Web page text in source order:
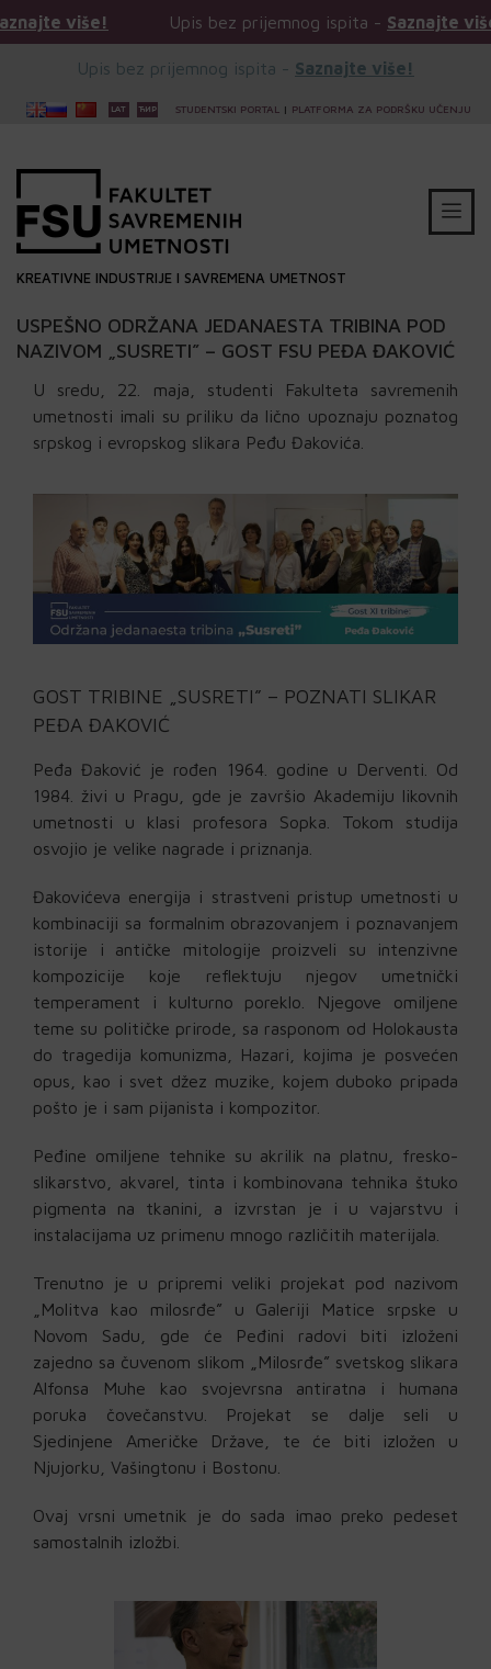
Upis bez prijemnog ispita - Saznajte više! Upis
Upis bez prijemnog ispita - Saznajte više!
STUDENTSKI PORTAL | PLATFORMA ZA PODRŠKU UČENJU
KREATIVNE INDUSTRIJE I SAVREMENA UMETNOST
USPEŠNO ODRŽANA JEDANAESTA TRIBINA POD
NAZIVOM „SUSRETI” – GOST FSU PEĐA ĐAKOVIĆ
U sredu, 22. maja, studenti Fakulteta savremenih
umetnosti imali su priliku da lično upoznaju poznatog
srpskog i evropskog slikara Peđu Đakovića.
GOST TRIBINE „SUSRETI” – POZNATI SLIKAR
PEĐA ĐAKOVIĆ
Peđa Đaković je rođen 1964. godine u Derventi. Od
1984. živi u Pragu, gde je završio Akademiju likovnih
umetnosti u klasi profesora Sopka. Tokom studija
osvojio je velike nagrade i priznanja.
Đakovićeva energija i strastveni pristup umetnosti u
kombinaciji sa formalnim obrazovanjem i poznavanjem
istorije i antičke mitologije proizveli su intenzivne
kompozicije koje reflektuju njegov umetnički
temperament i kulturno poreklo. Njegove omiljene
teme su političke prirode, sa rasponom od Holokausta
do tragedija komunizma, Hazari, kojima je posvećen
opus, kao i svet džez muzike, kojem duboko pripada
pošto je i sam pijanista i kompozitor.
Peđine omiljene tehnike su akrilik na platnu, fresko-
slikarstvo, akvarel, tinta i kombinovana tehnika štuko
pigmenta na tkanini, a izvrstan je i u vajarstvu i
instalacijama uz primenu mnogo različitih materijala.
Trenutno je u pripremi veliki projekat pod nazivom
„Molitva kao milosrđe” u Galeriji Matice srpske u
Novom Sadu, gde će Peđini radovi biti izloženi
zajedno sa čuvenom slikom „Milosrđe” svetskog slikara
Alfonsa Muhe kao svojevrsna antiratna i humana
poruka čovečanstvu. Projekat se dalje seli u
Sjedinjene Američke Države, te će biti izložen u
Njujorku, Vašingtonu i Bostonu.
Ovaj vrsni umetnik je do sada imao preko pedeset
samostalnih izložbi.